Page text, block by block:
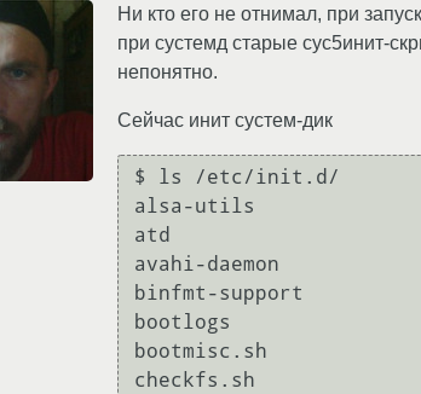
Ни кто его не отнимал, при
при сустемд старые сус5инит-
непонятно.
Сейчас инит сустем-дик
$ ls /etc/init.d/
alsa-utils		hwclock.sh	       openvpn	  slim
atd			irqbalance	       pcscd	  smartmontools
avahi-daemon		keyboard-setup.sh      pppd-dns   sudo
binfmt-support		killprocs	       procps	  sysstat
bootlogs		kmod		       rc	  udev
bootmisc.sh		lightdm		       rc.local   umountfs
checkfs.sh		lm-sensors	       rcS	  umountnfs.sh